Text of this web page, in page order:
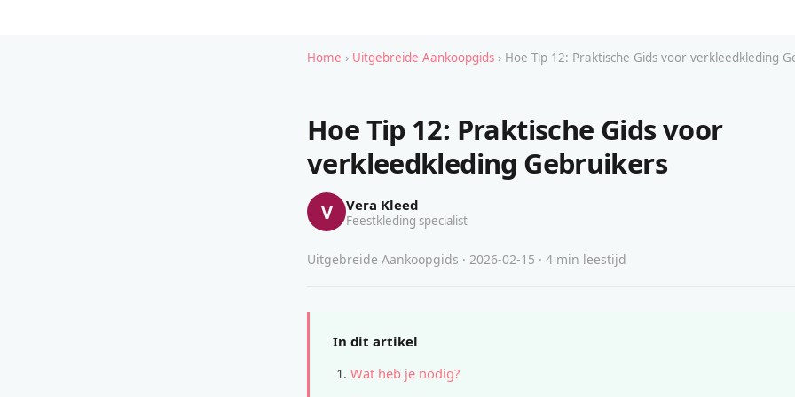
Home › Uitgebreide Aankoopgids › Hoe Tip 12: Praktische Gids voor verkleedkleding
Hoe Tip 12: Praktische Gids voor
verkleedkleding Gebruikers
V Vera Kleed
Feestkleding specialist
Uitgebreide Aankoopgids · 2026-02-15 · 4 min leestijd
In dit artikel
Wat heb je nodig?